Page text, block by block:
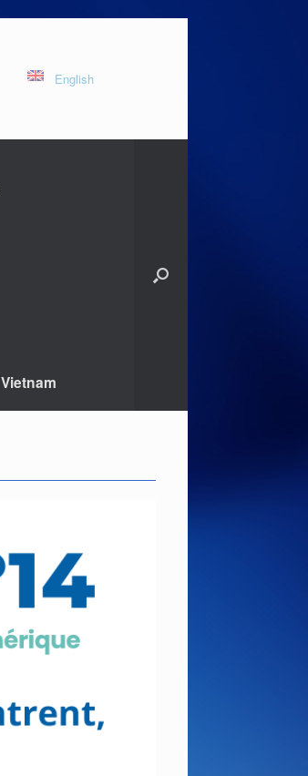
English
Vietnam